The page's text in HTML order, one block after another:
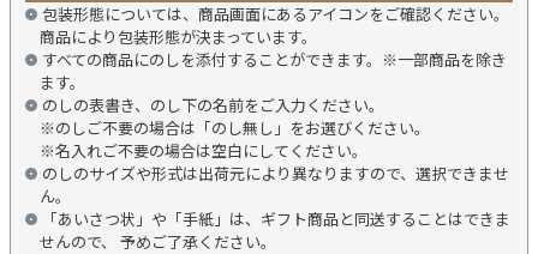
包装形態については、商品画面にあるアイコンをご確認ください。
商品により包装形態が決まっています。
すべての商品にのしを添付することができます。※一部商品を除き
ます。
のしの表書き、のし下の名前をご入力ください。
※のしご不要の場合は「のし無し」をお選びください。
※名入れご不要の場合は空白にしてください。
のしのサイズや形式は出荷元により異なりますので、選択できませ
ん。
「あいさつ状」や「手紙」は、ギフト商品と同送することはできま
せんので、 予めご了承ください。